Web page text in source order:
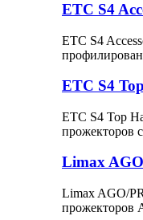
ETC S4
ETC S4
ETC S4
ETC S4 Top
прожекторов
Limax
Limax AGO/
прожекторов